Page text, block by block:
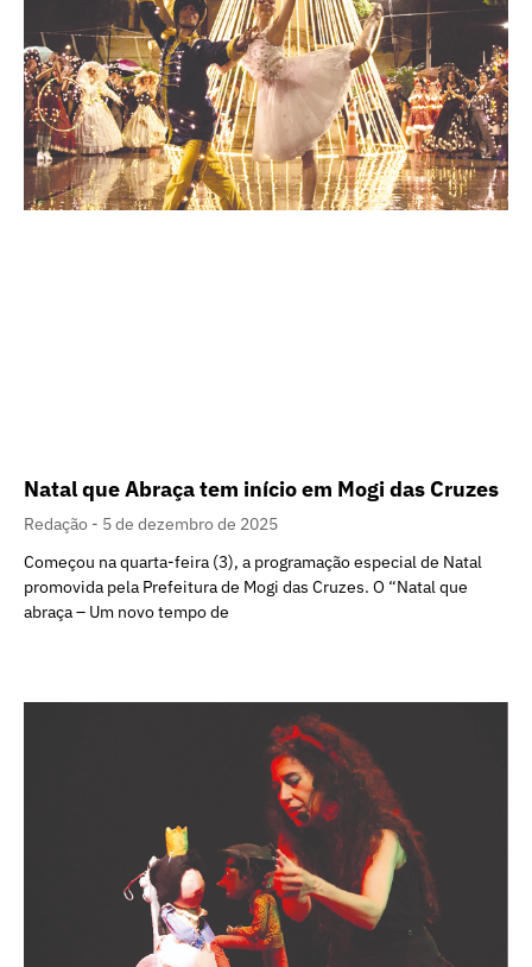
Natal que Abraça tem início em Mogi das Cruzes
Redação
5 de dezembro de 2025
Começou na quarta-feira (3), a programação especial de Natal
promovida pela Prefeitura de Mogi das Cruzes. O “Natal que
abraça – Um novo tempo de